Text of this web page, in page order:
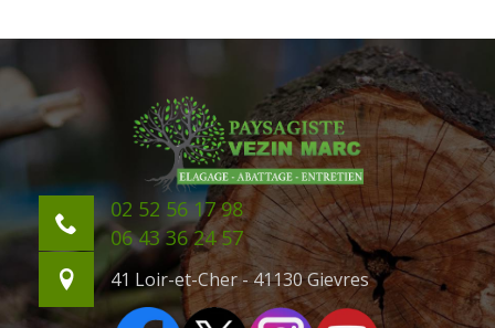
02 52 56 17 98
06 43 36 24 57
41 Loir-et-Cher - 41130 Gievres